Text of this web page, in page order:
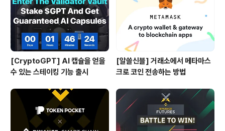
[CryptoGPT] AI 캡슐을 얻을
수 있는 스테이킹 기능 출시
[알쓸신블] 거래소에서 메타마스
크로 코인 전송하는 방법